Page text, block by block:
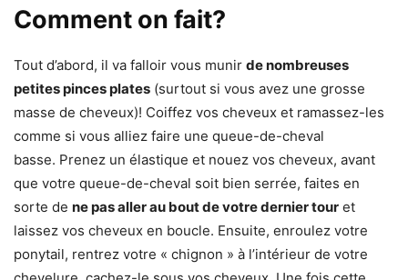
Comment on fait?
Tout d’abord, il va falloir vous munir de nombreuses
petites pinces plates (surtout si vous avez une grosse
masse de cheveux)! Coiffez vos cheveux et ramassez-les
comme si vous alliez faire une queue-de-cheval
basse. Prenez un élastique et nouez vos cheveux, avant
que votre queue-de-cheval soit bien serrée, faites en
sorte de ne pas aller au bout de votre dernier tour et
laissez vos cheveux en boucle. Ensuite, enroulez votre
ponytail, rentrez votre « chignon » à l’intérieur de votre